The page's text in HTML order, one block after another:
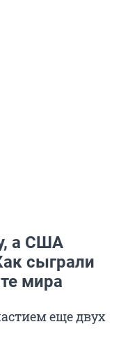
а США
сыграли
мира
еще двух